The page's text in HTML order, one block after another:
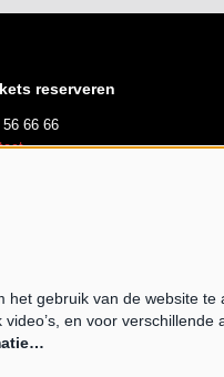
reserveren
56 66 66
gebruik van de website te
en voor verschillende